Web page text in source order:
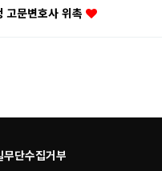
고문변호사 위촉
무단수집거부